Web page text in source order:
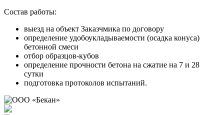
Состав работы:
выезд на объект Заказчмика по договору
определение удобоукладываемости (осадка конуса)
бетонной смеси
отбор образцов-кубов
определение прочности бетона на сжатие на 7 и 28
сутки
подготовка протоколов испытаний.